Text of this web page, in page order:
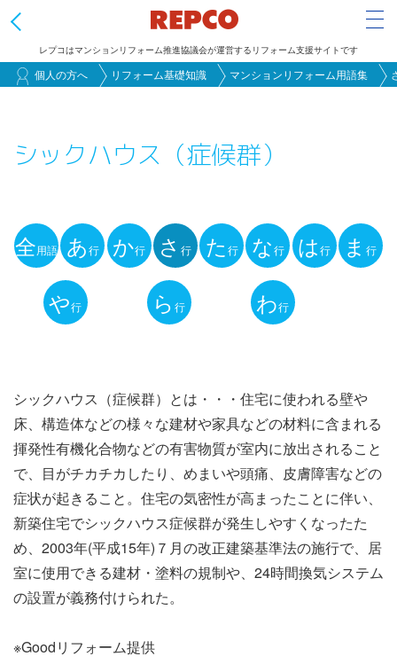
レプコはマンションリフォーム推進協議会が運営するリフォーム支援サイトです
個人の方へ リフォーム基礎知識 マンションリフォーム用語集
シックハウス（症候群）
用
ナ
ビ
ゲ
ー
シ
ョ
ン
全用語 あ行 か行 さ行 た 行 な行 は行 ま行
や行 ら 行 わ行
シックハウス（症候群）とは・・・住宅に使われる壁や
床、構造体などの様々な建材や家具などの材料に含まれる
揮発性有機化合物などの有害物質が室内に放出されること
で、目がチカチカしたり、めまいや頭痛、皮膚障害などの
症状が起きること。住宅の気密性が高まったことに伴い、
新築住宅でシックハウス症候群が発生しやすくなったた
め、2003年(平成15年)７月の改正建築基準法の施行で、居
室に使用できる建材・塗料の規制や、24時間換気システム
の設置が義務付けられた。
※Goodリフォーム提供